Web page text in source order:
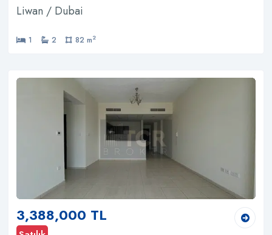
Liwan / Dubai
1 2 82 m2
3,388,000 TL